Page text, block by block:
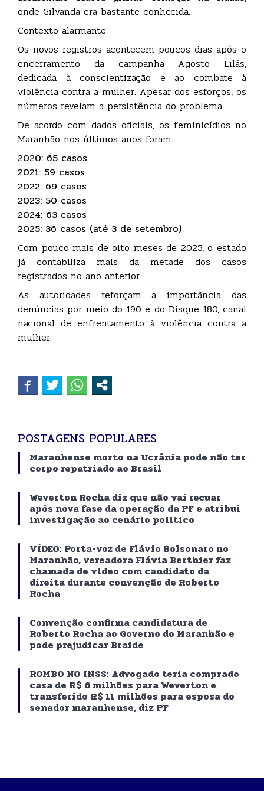
onde Gilvanda era bastante conhecida.
Contexto alarmante
Os novos registros acontecem poucos dias após o
encerramento da campanha Agosto Lilás,
dedicada à conscientização e ao combate à
violência contra a mulher. Apesar dos esforços, os
números revelam a persistência do problema.
De acordo com dados oficiais, os feminicídios no
Maranhão nos últimos anos foram:
2020: 65 casos
2021: 59 casos
2022: 69 casos
2023: 50 casos
2024: 63 casos
2025: 36 casos (até 3 de setembro)
Com pouco mais de oito meses de 2025, o estado
já contabiliza mais da metade dos casos
registrados no ano anterior.
As autoridades reforçam a importância das
denúncias por meio do 190 e do Disque 180, canal
nacional de enfrentamento à violência contra a
mulher.
POSTAGENS POPULARES
Maranhense morto na Ucrânia pode não ter
corpo repatriado ao Brasil
Weverton Rocha diz que não vai recuar
após nova fase da operação da PF e atribui
investigação ao cenário político
VÍDEO: Porta-voz de Flávio Bolsonaro no
Maranhão, vereadora Flávia Berthier faz
chamada de vídeo com candidato da
direita durante convenção de Roberto
Rocha
Convenção confirma candidatura de
Roberto Rocha ao Governo do Maranhão e
pode prejudicar Braide
ROMBO NO INSS: Advogado teria comprado
casa de R$ 6 milhões para Weverton e
transferido R$ 11 milhões para esposa do
senador maranhense, diz PF